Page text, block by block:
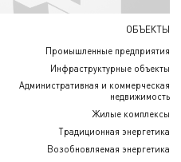
ОБЪЕКТЫ
Промышленные предприятия
Инфраструктурные объекты
Административная и коммерческая
недвижимость
Жилые комплексы
Традиционная энергетика
Возобновляемая энергетика